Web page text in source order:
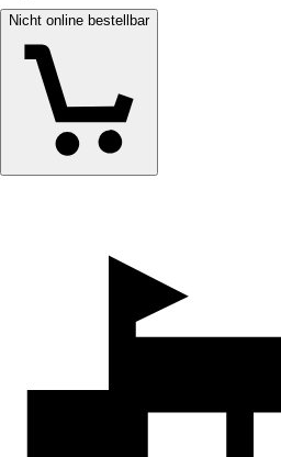
Nicht online bestellbar